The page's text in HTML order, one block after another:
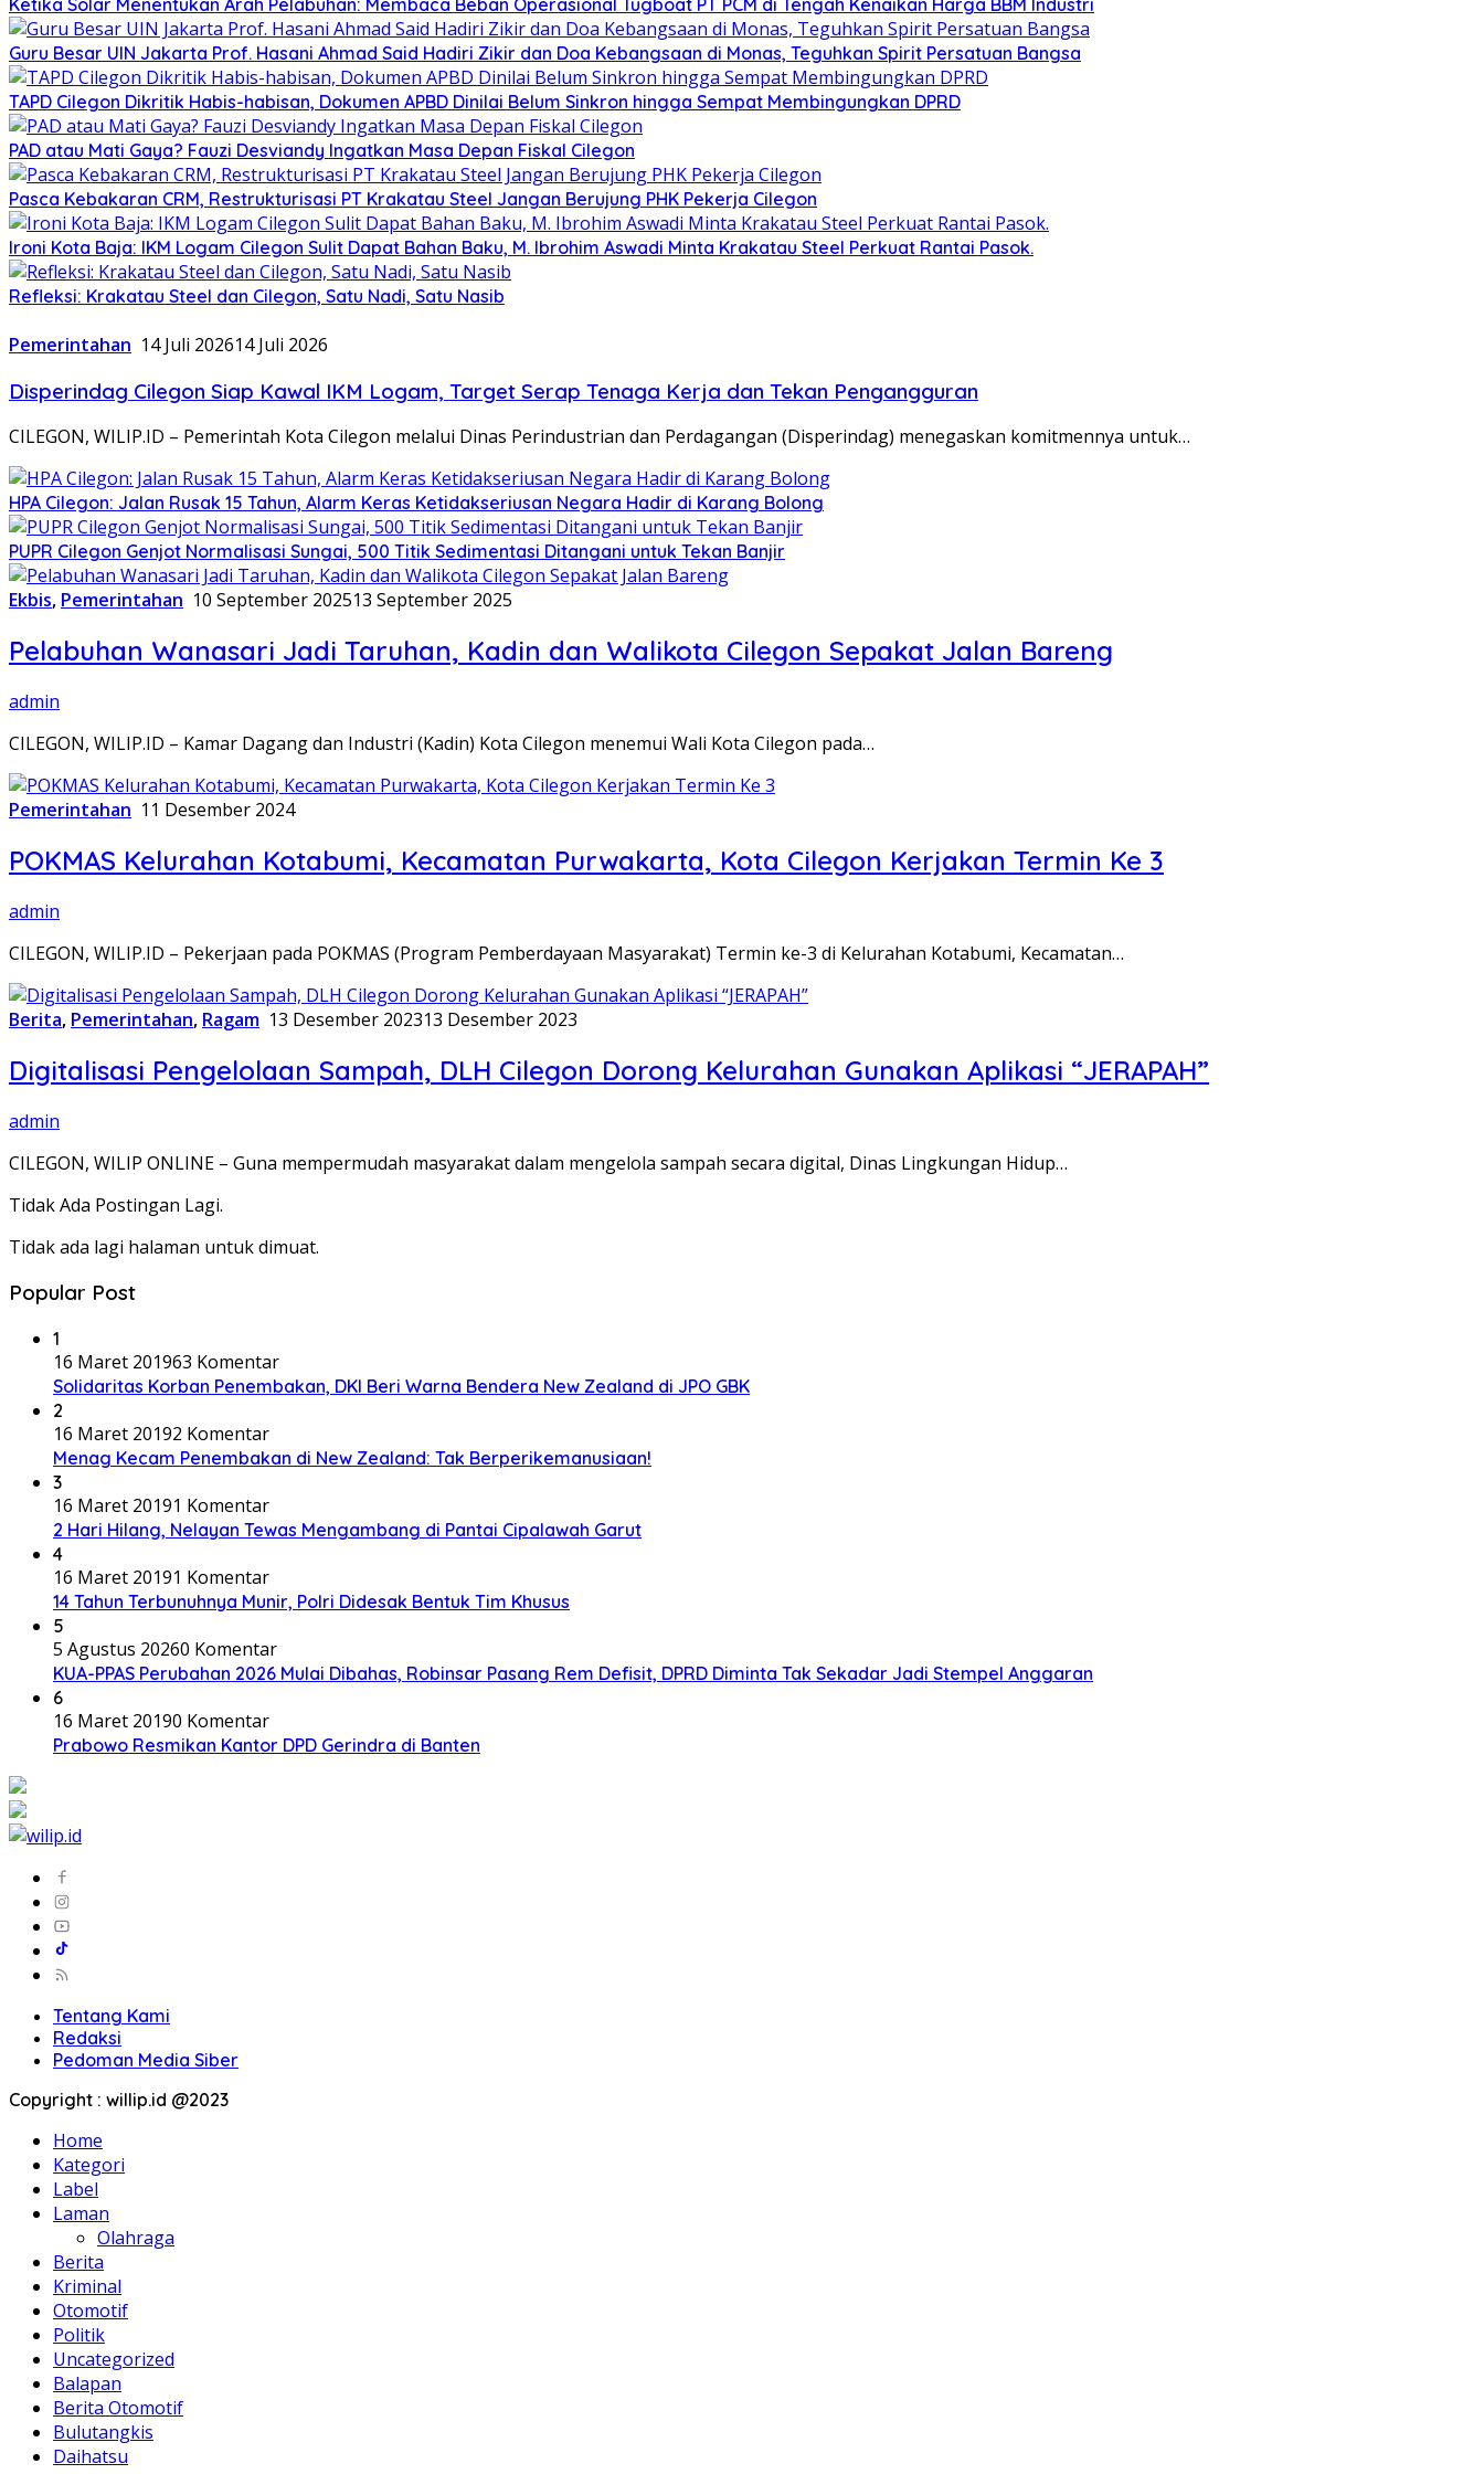
Guru Besar UIN Jakarta Prof. Hasani Ahmad Said Hadiri Zikir dan Doa Kebangsaan di Monas, Teguhkan Spirit Persatuan Bangsa
TAPD Cilegon Dikritik Habis-habisan, Dokumen APBD Dinilai Belum Sinkron hingga Sempat Membingungkan DPRD
PAD atau Mati Gaya? Fauzi Desviandy Ingatkan Masa Depan Fiskal Cilegon
Pasca Kebakaran CRM, Restrukturisasi PT Krakatau Steel Jangan Berujung PHK Pekerja Cilegon
Ironi Kota Baja: IKM Logam Cilegon Sulit Dapat Bahan Baku, M. Ibrohim Aswadi Minta Krakatau Steel Perkuat Rantai Pasok.
Refleksi: Krakatau Steel dan Cilegon, Satu Nadi, Satu Nasib
Pemerintahan 14 Juli 202614 Juli 2026
Disperindag Cilegon Siap Kawal IKM Logam, Target Serap Tenaga Kerja dan Tekan Pengangguran
CILEGON, WILIP.ID – Pemerintah Kota Cilegon melalui Dinas Perindustrian dan Perdagangan (Disperindag) menegaskan komitmennya untuk…
HPA Cilegon: Jalan Rusak 15 Tahun, Alarm Keras Ketidakseriusan Negara Hadir di Karang Bolong
PUPR Cilegon Genjot Normalisasi Sungai, 500 Titik Sedimentasi Ditangani untuk Tekan Banjir
Ekbis, Pemerintahan 10 September 202513 September 2025
Pelabuhan Wanasari Jadi Taruhan, Kadin dan Walikota Cilegon Sepakat Jalan Bareng
admin
CILEGON, WILIP.ID – Kamar Dagang dan Industri (Kadin) Kota Cilegon menemui Wali Kota Cilegon pada…
Pemerintahan 11 Desember 2024
POKMAS Kelurahan Kotabumi, Kecamatan Purwakarta, Kota Cilegon Kerjakan Termin Ke 3
admin
CILEGON, WILIP.ID – Pekerjaan pada POKMAS (Program Pemberdayaan Masyarakat) Termin ke-3 di Kelurahan Kotabumi, Kecamatan…
Berita, Pemerintahan, Ragam 13 Desember 202313 Desember 2023
Digitalisasi Pengelolaan Sampah, DLH Cilegon Dorong Kelurahan Gunakan Aplikasi “JERAPAH”
admin
CILEGON, WILIP ONLINE – Guna mempermudah masyarakat dalam mengelola sampah secara digital, Dinas Lingkungan Hidup…
Tidak Ada Postingan Lagi.
Tidak ada lagi halaman untuk dimuat.
Popular Post
1
16 Maret 201963 Komentar
Solidaritas Korban Penembakan, DKI Beri Warna Bendera New Zealand di JPO GBK
2
16 Maret 20192 Komentar
Menag Kecam Penembakan di New Zealand: Tak Berperikemanusiaan!
3
16 Maret 20191 Komentar
2 Hari Hilang, Nelayan Tewas Mengambang di Pantai Cipalawah Garut
4
16 Maret 20191 Komentar
14 Tahun Terbunuhnya Munir, Polri Didesak Bentuk Tim Khusus
5
5 Agustus 20260 Komentar
KUA-PPAS Perubahan 2026 Mulai Dibahas, Robinsar Pasang Rem Defisit, DPRD Diminta Tak Sekadar Jadi Stempel Anggaran
6
16 Maret 20190 Komentar
Prabowo Resmikan Kantor DPD Gerindra di Banten
Tentang Kami
Redaksi
Pedoman Media Siber
Copyright : willip.id @2023
Home
Kategori
Label
Laman
Olahraga
Berita
Kriminal
Otomotif
Politik
Uncategorized
Balapan
Berita Otomotif
Bulutangkis
Daihatsu